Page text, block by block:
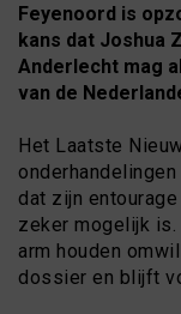
Feyenoord is
kans dat Joshua
Anderlecht mag
van de
Het Laatste
dat zijn
zeker mogelijk
arm houden
dossier en blijft